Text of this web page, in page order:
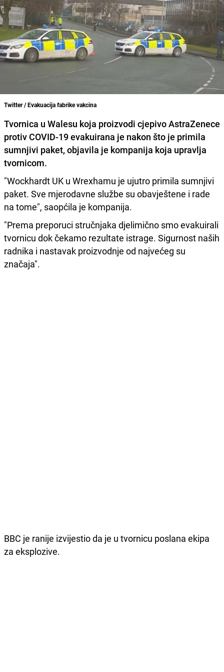
Twitter / Evakuacija fabrike vakcina
Tvornica u Walesu koja proizvodi cjepivoAstraZenece
protiv COVID-19 evakuirana je nakon što je primila
sumnjivi paket, objavila je kompanija koja upravlja
tvornicom.
"Wockhardt UK u Wrexhamu je ujutro primila sumnjivi
paket. Sve mjerodavne službe su obavještene i rade
na tome", saopćila je kompanija.
"Prema preporuci stručnjaka djelimično smo evakuirali
tvornicu dok čekamo rezultate istrage. Sigurnost naših
radnika i nastavak proizvodnje od najvećeg su
značaja".
BBC je ranije izvijestio da je u tvornicu poslana ekipa
za eksplozive.